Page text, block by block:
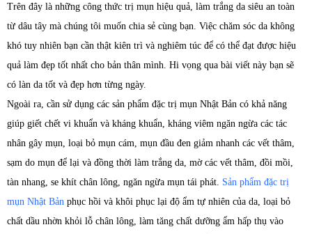
Trên đây là những công thức trị mụn hiệu quả, làm trắng da siêu an toàn
từ dâu tây mà chúng tôi muốn chia sẻ cùng bạn. Việc chăm sóc da không
khó tuy nhiên bạn cần thật kiên trì và nghiêm túc để có thể đạt được hiệu
quả làm đẹp tốt nhất cho bản thân mình. Hi vọng qua bài viết này bạn sẽ
có làn da tốt và đẹp hơn từng ngày.
Ngoài ra, cần sử dụng các sản phẩm đặc trị mụn Nhật Bản có khả năng
giúp giết chết vi khuẩn và kháng khuẩn, kháng viêm ngăn ngừa các tác
nhân gây mụn, loại bỏ mụn cám, mụn đầu đen giảm nhanh các vết thâm,
sạm do mụn để lại và đồng thời làm trắng da, mờ các vết thâm, đồi mồi,
tàn nhang, se khít chân lông, ngăn ngừa mụn tái phát. Sản phẩm đặc trị
mụn Nhật Bản phục hồi và khôi phục lại độ ẩm tự nhiên của da, loại bỏ
chất dầu nhờn khỏi lỗ chân lông, làm tăng chất dưỡng ẩm hấp thụ vào